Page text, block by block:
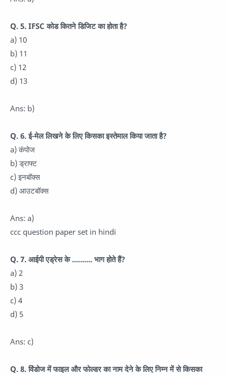
Q. 5. IFSC कोड कितने डिजिट का होता है?
a) 10
b) 11
c) 12
d) 13
Ans: b)
Q. 6. ई-मेल लिखने के लिए किसका इस्तेमाल किया जाता है?
a) कंपोज
b) ड्राफ्ट
c) इनबॉक्स
d) आउटबॉक्स
Ans: a)
ccc question paper set in hindi
Q. 7. आईपी एड्रेस के .......... भाग होते हैं?
a) 2
b) 3
c) 4
d) 5
Ans: c)
Q. 8. विंडोज में फाइल और फोल्डर का नाम देने के लिए निम्न में से किसका